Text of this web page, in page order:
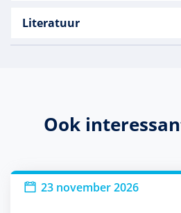
Literatuur
Ook
23 november 2026